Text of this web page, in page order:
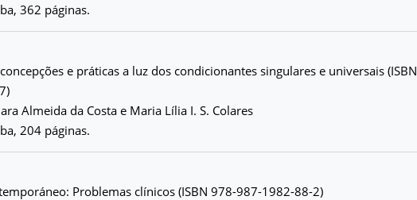
362 páginas.
e práticas a luz dos condicionantes singulares e universais (ISBN
Almeida da Costa e Maria Lília I. S. Colares
204 páginas.
Problemas clínicos (ISBN 978-987-1982-88-2)